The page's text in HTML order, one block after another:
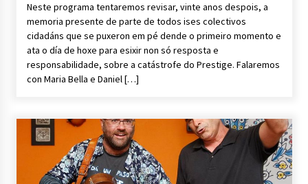
Neste programa tentaremos revisar, vinte anos despois, a
memoria presente de parte de todos ises colectivos
cidadáns que se puxeron em pé dende o primeiro momento e
ata o día de hoxe para esixir non só resposta e
responsabilidade, sobre a catástrofe do Prestige. Falaremos
con Maria Bella e Daniel […]